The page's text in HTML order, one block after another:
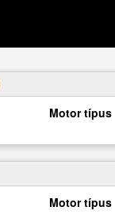
Motor típus
Motor típus